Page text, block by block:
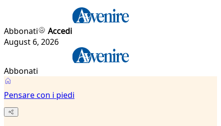
Abbonati
Accedi
August 6, 2026
Abbonati
Pensare con i piedi